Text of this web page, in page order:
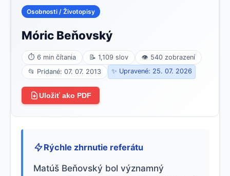
Osobnosti / Životopisy
Móric Beňovský
⏱ 6 min čítania 📝 1,109 slov
👁 540 zobrazení
📂 Pridané: 07. 07. 2013
✨ Upravené: 25. 07. 2026
Uložiť ako PDF
Rýchle zhrnutie referátu
Matúš Beňovský bol významný